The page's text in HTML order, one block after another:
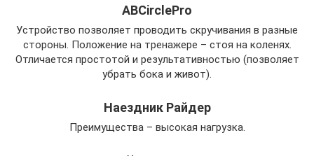
ABCirclePro
Устройство позволяет проводить скручивания в разные
стороны. Положение на тренажере – стоя на коленях.
Отличается простотой и результативностью (позволяет
убрать бока и живот).
Наездник Райдер
Преимущества – высокая нагрузка.